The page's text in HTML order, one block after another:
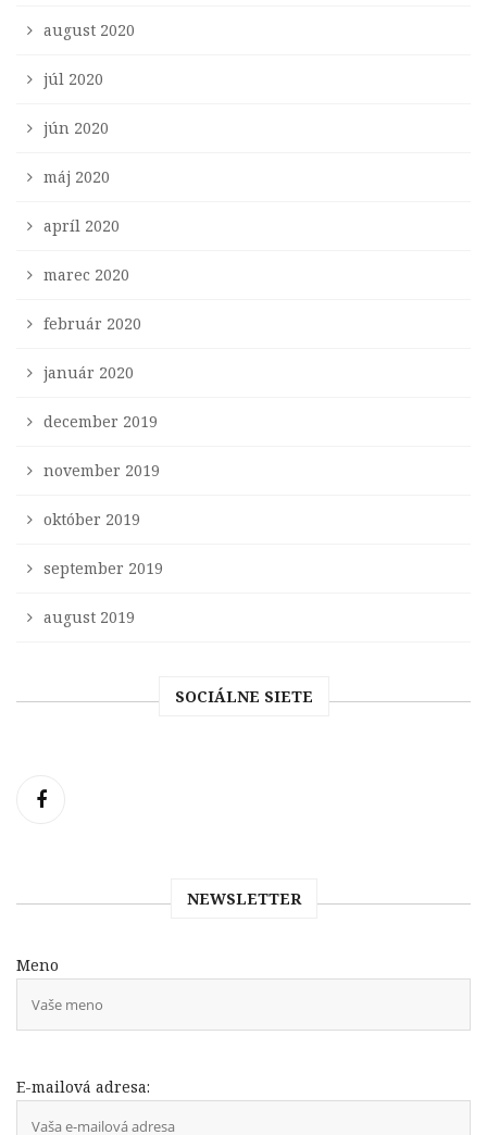
august 2020
júl 2020
jún 2020
máj 2020
apríl 2020
marec 2020
február 2020
január 2020
december 2019
november 2019
október 2019
september 2019
august 2019
SOCIÁLNE SIETE
NEWSLETTER
Meno
E-mailová adresa: